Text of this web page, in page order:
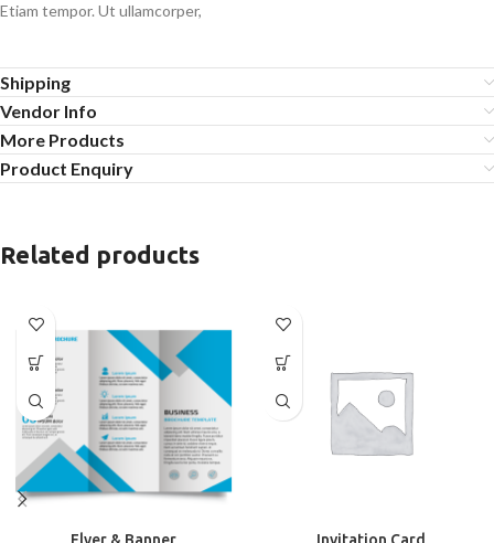
Etiam tempor. Ut ullamcorper,
Shipping
Vendor Info
More Products
Product Enquiry
Related products